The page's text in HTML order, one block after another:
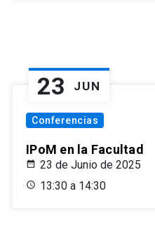
23 JUN
Conferencias
IPoM en la Facultad
23 de Junio de 2025
13:30 a 14:30